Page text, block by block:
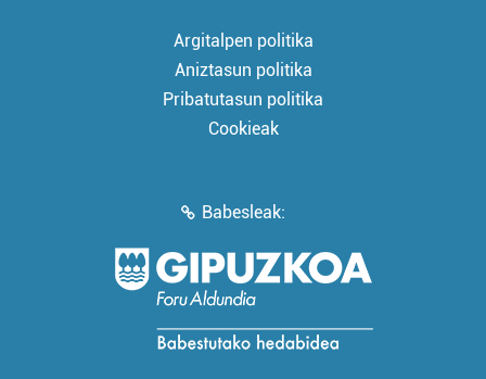
Argitalpen politika
Aniztasun politika
Pribatutasun politika
Cookieak
Babesleak: